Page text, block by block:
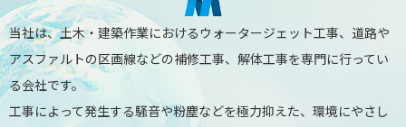
当社は、土木・建築作業におけるウォータージェット工事、道路や
アスファルトの区画線などの補修工事、解体工事を専門に行ってい
る会社です。
工事によって発生する騒音や粉塵などを極力抑えた、環境にやさし